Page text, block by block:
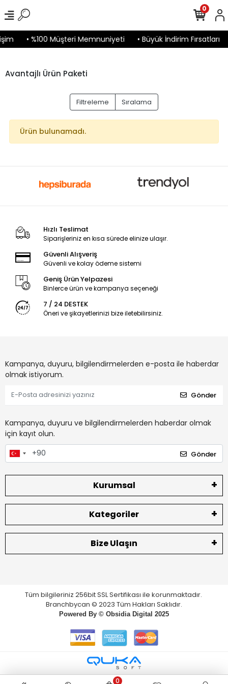
• %100 Müşteri Memnuniyeti • Büyük İndirim Fırsatları
0
Avantajlı Ürün Paketi
Filtreleme Sıralama
Ürün bulunamadı.
Hızlı Teslimat
Siparişleriniz en kısa sürede elinize ulaşır.
Güvenli Alışveriş
Güvenli ve kolay ödeme sistemi
Geniş Ürün Yelpazesi
Binlerce ürün ve kampanya seçeneği
7 / 24 DESTEK
Öneri ve şikayetlerinizi bize iletebilirsiniz.
Kampanya, duyuru, bilgilendirmelerden e-posta ile haberdar
olmak istiyorum.
Gönder
Kampanya, duyuru ve bilgilendirmelerden haberdar olmak
için kayıt olun.
Gönder
Kurumsal
Kategoriler
Bize Ulaşın
Tüm bilgileriniz 256bit SSL Sertifikası ile korunmaktadır.
Branchbycan © 2023 Tüm Hakları Saklıdır.
Powered By © Obsidia Digital 2025
0